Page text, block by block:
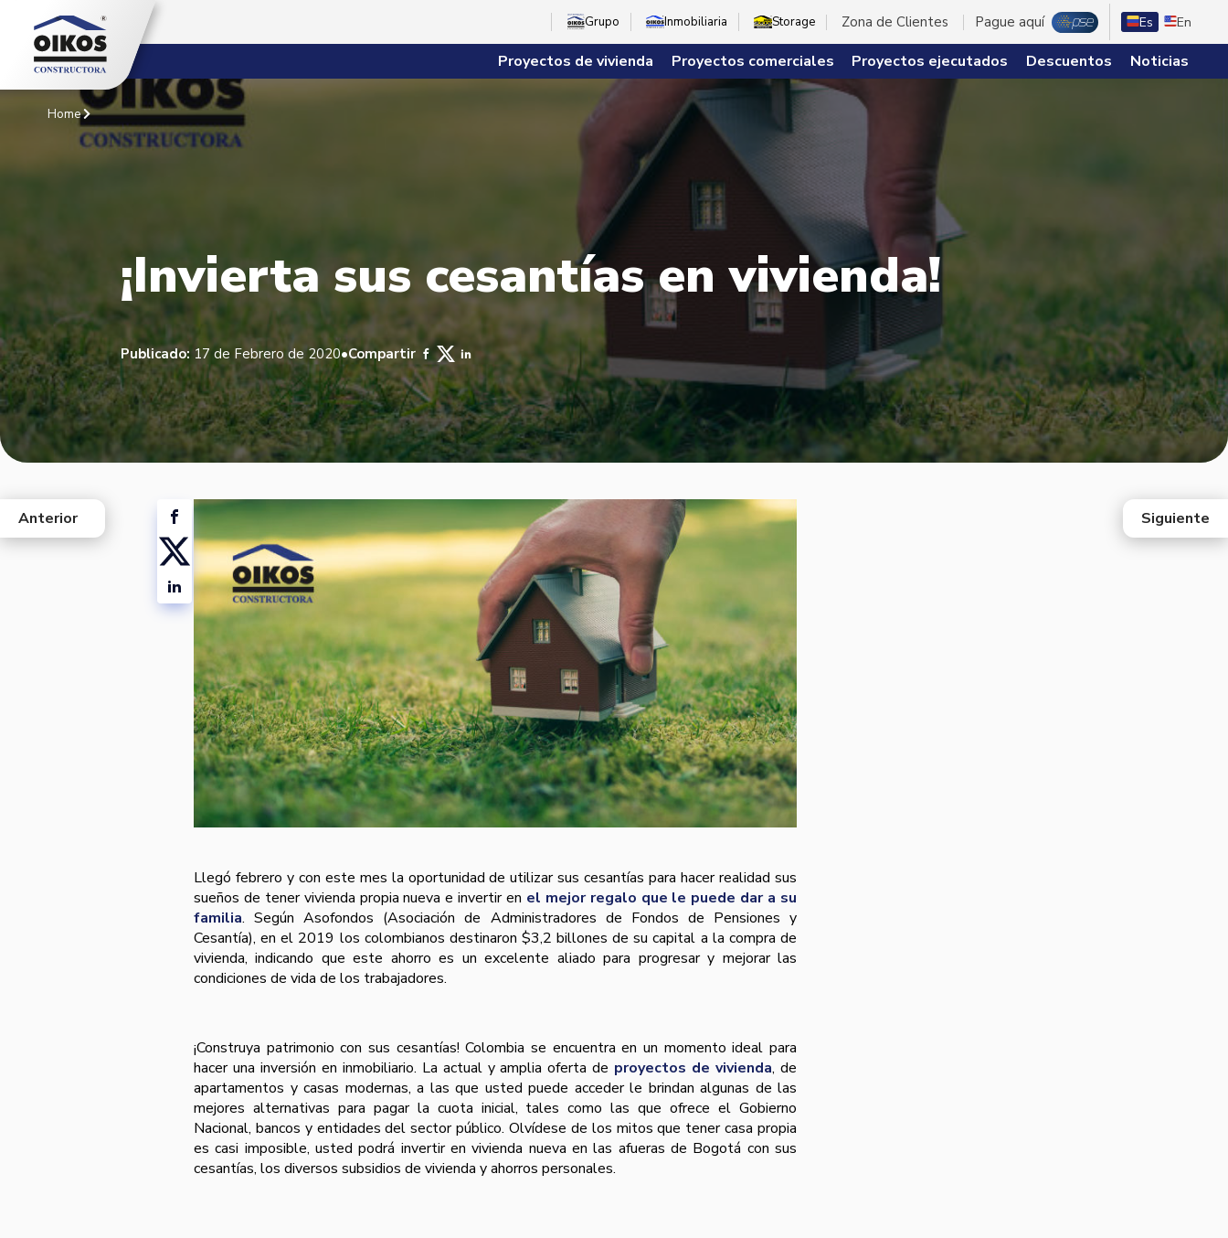
Grupo Inmobiliaria Storage Zona de Clientes Pague aquí Es En
Proyectos de vivienda Proyectos comerciales Proyectos ejecutados Descuentos Noticias
Home
¡Invierta sus cesantías en vivienda!
Publicado: 17 de Febrero de 2020•Compartir
Llegó febrero y con este mes la oportunidad de utilizar sus cesantías para hacer realidad sus
sueños de tener vivienda propia nueva e invertir en el mejor regalo que le puede dar a su
familia. Según Asofondos (Asociación de Administradores de Fondos de Pensiones y
Cesantía), en el 2019 los colombianos destinaron $3,2 billones de su capital a la compra de
vivienda, indicando que este ahorro es un excelente aliado para progresar y mejorar las
condiciones de vida de los trabajadores.
¡Construya patrimonio con sus cesantías! Colombia se encuentra en un momento ideal para
hacer una inversión en inmobiliario. La actual y amplia oferta de proyectos de vivienda, de
apartamentos y casas modernas, a las que usted puede acceder le brindan algunas de las
mejores alternativas para pagar la cuota inicial, tales como las que ofrece el Gobierno
Nacional, bancos y entidades del sector público. Olvídese de los mitos que tener casa propia
es casi imposible, usted podrá invertir en vivienda nueva en las afueras de Bogotá con sus
cesantías, los diversos subsidios de vivienda y ahorros personales.
west
Anterior Siguiente